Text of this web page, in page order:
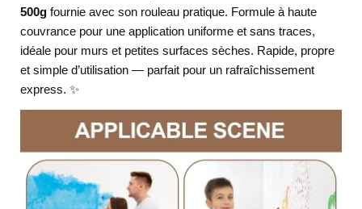
500g fournie avec son rouleau pratique. Formule à haute
couvrance pour une application uniforme et sans traces,
idéale pour murs et petites surfaces sèches. Rapide, propre
et simple d’utilisation — parfait pour un rafraîchissement
express. ✨